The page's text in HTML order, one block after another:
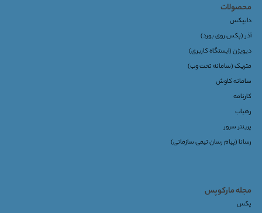
محصولات
دایپکس
آذر (پکس روی بورد)
دیویژن (ایستگاه کاربری)
متریک (سامانه تحت وب)
سامانه کاوش
کارنامه
رهیاب
پرینتر سرور
رسانا (پیام رسان تیمی سازمانی)
مجله مارکوپس
پکس